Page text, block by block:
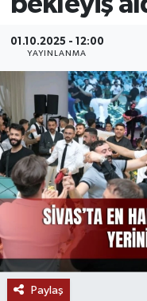
01.10.2025 - 12:00
YAYINLANMA
Paylaş
ÖZEL HABER
RESMİ İLANLAR
SAĞLIK
SİYASET
SOSYAL
SPONSORLU